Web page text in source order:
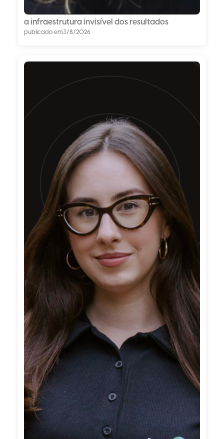
a infraestrutura invisível dos resultados
publicado em3/8/2026